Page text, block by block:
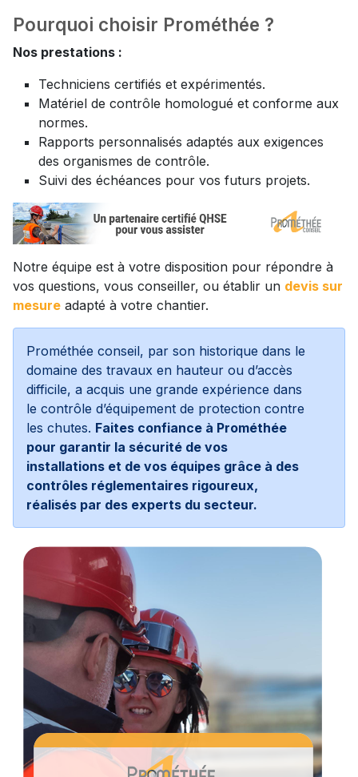
Pourquoi choisir Prométhée ?
Nos prestations :
Techniciens certifiés et expérimentés.
Matériel de contrôle homologué et conforme aux
normes.
Rapports personnalisés adaptés aux exigences
des organismes de contrôle.
Suivi des échéances pour vos futurs projets.
Notre équipe est à votre disposition pour répondre à
vos questions, vous conseiller, ou établir un devis sur
mesure adapté à votre chantier.
Prométhée conseil, par son historique dans le
domaine des travaux en hauteur ou d’accès
difficile, a acquis une grande expérience dans
le contrôle d’équipement de protection contre
les chutes. Faites confiance à Prométhée
pour garantir la sécurité de vos
installations et de vos équipes grâce à des
contrôles réglementaires rigoureux,
réalisés par des experts du secteur.